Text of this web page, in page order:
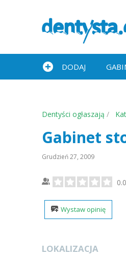
DODAJ
Dentyści ogłaszają
Gabinet
Grudzień 27, 2009
0.0
Wystaw opinię
LOKALIZACJA